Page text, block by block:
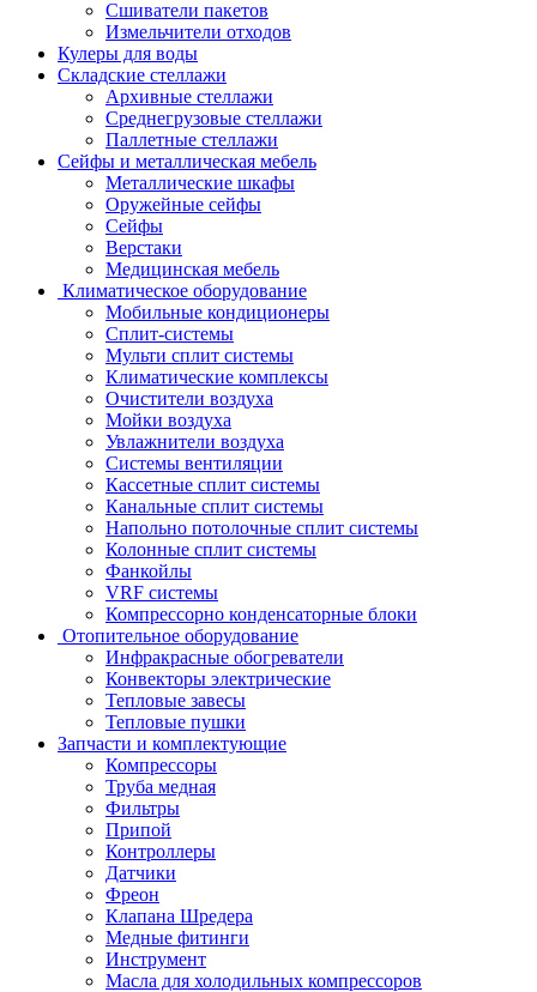
Сшиватели пакетов
Измельчители отходов
Кулеры для воды
Складские стеллажи
Архивные стеллажи
Среднегрузовые стеллажи
Паллетные стеллажи
Сейфы и металлическая мебель
Металлические шкафы
Оружейные сейфы
Сейфы
Верстаки
Медицинская мебель
Климатическое оборудование
Мобильные кондиционеры
Сплит-системы
Мульти сплит системы
Климатические комплексы
Очистители воздуха
Мойки воздуха
Увлажнители воздуха
Системы вентиляции
Кассетные сплит системы
Канальные сплит системы
Напольно потолочные сплит системы
Колонные сплит системы
Фанкойлы
VRF системы
Компрессорно конденсаторные блоки
Отопительное оборудование
Инфракрасные обогреватели
Конвекторы электрические
Тепловые завесы
Тепловые пушки
Запчасти и комплектующие
Компрессоры
Труба медная
Фильтры
Припой
Контроллеры
Датчики
Фреон
Клапана Шредера
Медные фитинги
Инструмент
Масла для холодильных компрессоров